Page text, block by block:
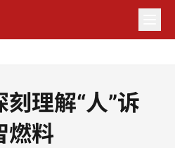
理解“人”诉
燃料